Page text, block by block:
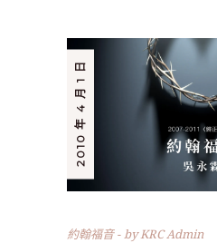
2010 年 4 月 1 日
約翰福音 byKRC Admin